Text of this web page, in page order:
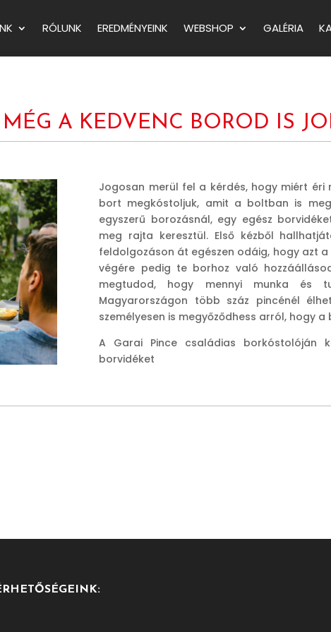
RÓLUNK EREDMÉNYEINK WEBSHOP GALÉRIA
A KEDVENC BOROD IS
Jogosan merül fel a kérdés, hogy miért
bort megkóstoljuk, amit a boltban is
egyszerű borozásnál, egy egész
meg rajta keresztül. Első kézből
feldolgozáson át egészen odáig, hogy azt
végére pedig te borhoz való
megtudod, hogy mennyi munka és
Magyarországon több száz pincénél
személyesen is megyőződhess arról, hogy
A Garai Pince családias borkóstolóján
borvidéket